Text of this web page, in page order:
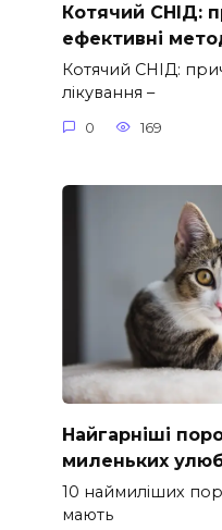
Котячий СНІД:
ефективні
Котячий СНІД:
лікування –
0 169
Найгарніші
миленьких
10 наймиліших
мають